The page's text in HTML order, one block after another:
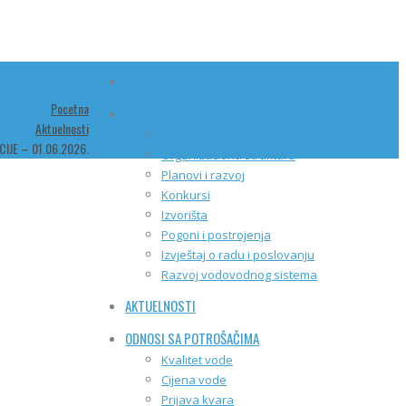
Organizaciona struktura
Planovi i razvoj
Konkursi
Izvorišta
Pogoni i postrojenja
Izvještaj o radu i poslovanju
Razvoj vodovodnog sistema
AKTUELNOSTI
ODNOSI SA POTROŠAČIMA
Kvalitet vode
Cijena vode
Prijava kvara
Pocetna
Aktuelnosti
– 01.06.2026.